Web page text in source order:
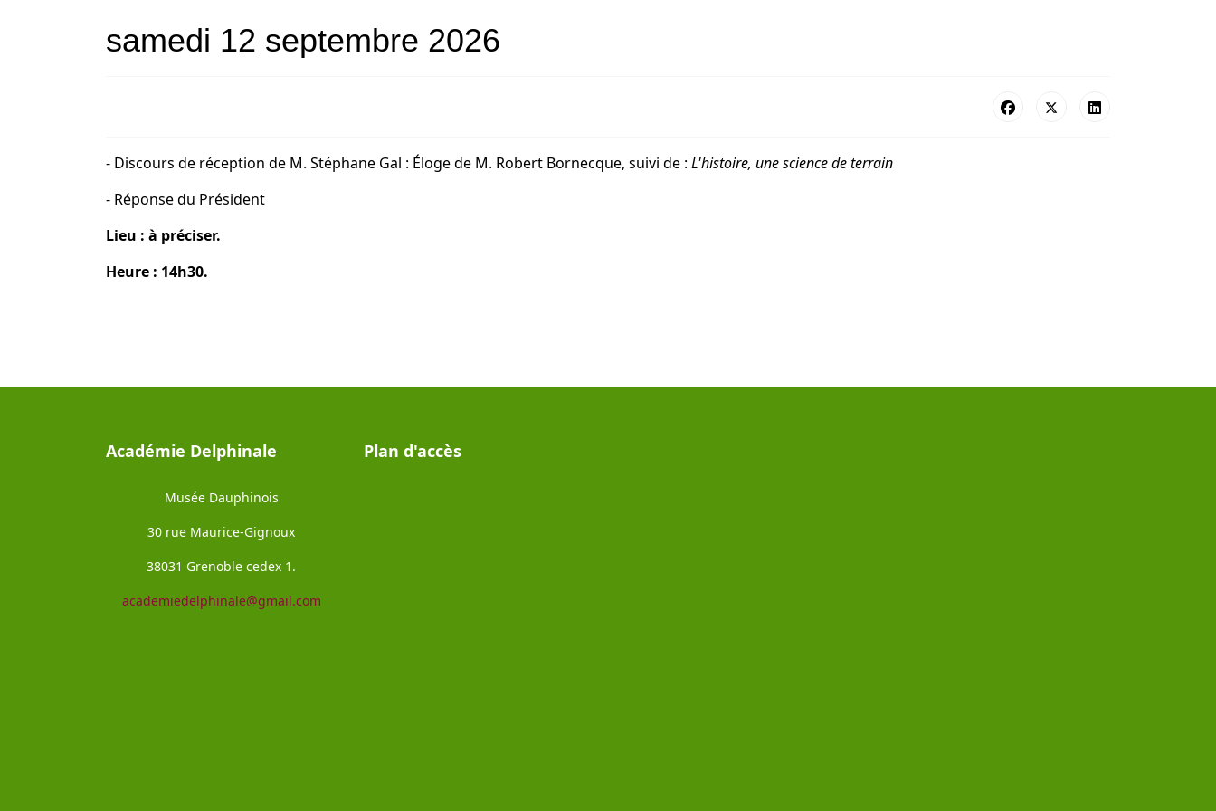
samedi 12 septembre 2026
- Discours de réception de M. Stéphane Gal : Éloge de M. Robert Bornecque, suivi de : L'histoire, une science de terrain
- Réponse du Président
Lieu : à préciser.
Heure : 14h30.
Académie Delphinale
Musée Dauphinois
30 rue Maurice-Gignoux
38031 Grenoble cedex 1.
academiedelphinale@gmail.com
Plan d'accès